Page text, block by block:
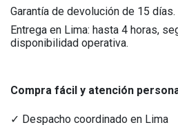
Garantía de devolución de 15
Entrega en Lima: hasta 4 horas,
disponibilidad operativa.
Compra fácil y atención
✓ Despacho coordinado en Lima